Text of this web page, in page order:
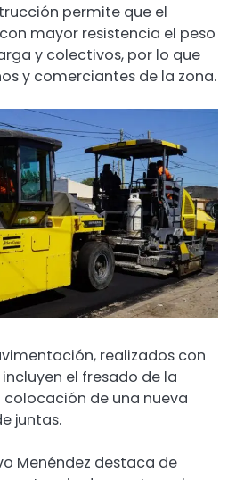
permite que el
mayor resistencia el peso
y colectivos, por lo que
y comerciantes de la zona.
realizados con
el fresado de la
de una nueva
juntas.
Menéndez destaca de